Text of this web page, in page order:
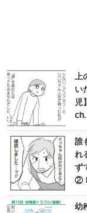
い
児
誰
れ
ず
②
幼